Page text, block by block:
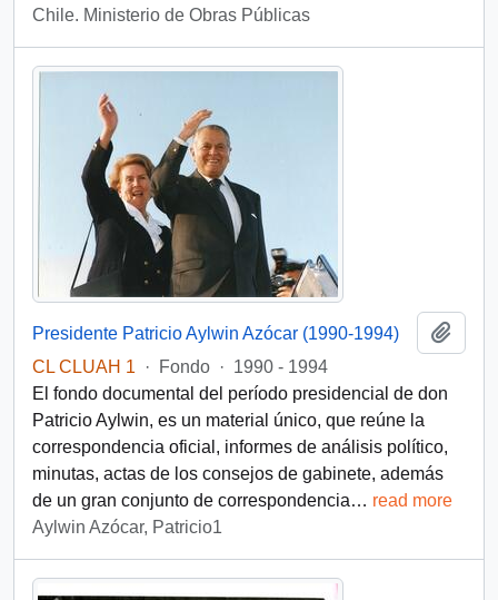
Chile. Ministerio de Obras Públicas
Presidente Patricio Aylwin Azócar (1990-1994)
CL CLUAH 1
· Fondo · 1990 - 1994
El fondo documental del período presidencial de don
Patricio Aylwin, es un material único, que reúne la
correspondencia oficial, informes de análisis político,
minutas, actas de los consejos de gabinete, además
de un gran conjunto de correspondencia… read more
Aylwin Azócar, Patricio1